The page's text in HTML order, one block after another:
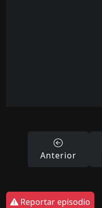
Anterior
Reportar episodio